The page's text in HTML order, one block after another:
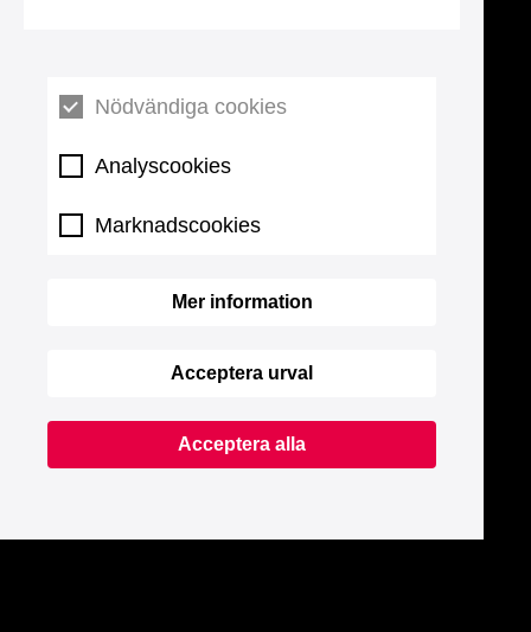
Nödvändiga cookies
Analyscookies
Marknadscookies
Mer information
Acceptera urval
Acceptera alla